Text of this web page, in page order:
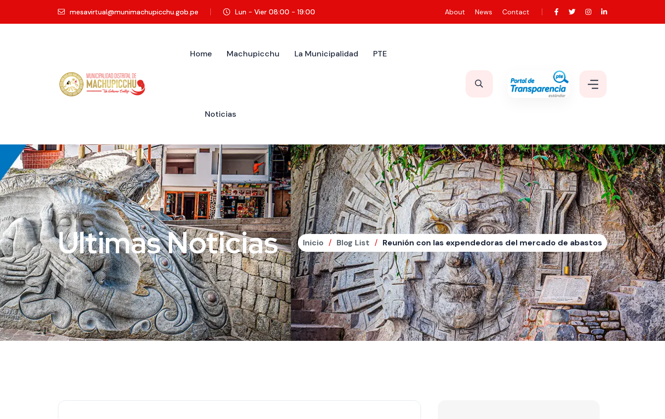
mesavirtual@munimachupicchu.gob.pe Lun - Vier 08:00 - 19:00 About News Contact
Home Machupicchu La Municipalidad PTE
Noticias
Ultimas Noticias Inicio Blog List Reunión con las expendedoras del mercado de abastos